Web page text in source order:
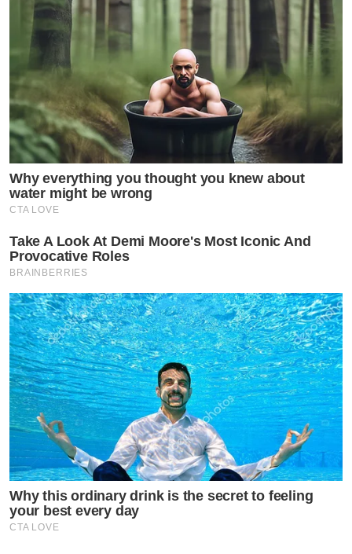
Why everything you thought you knew about
water might be wrong
CTA LOVE
Take A Look At Demi Moore's Most Iconic And
Provocative Roles
BRAINBERRIES
Why this ordinary drink is the secret to feeling
your best every day
CTA LOVE